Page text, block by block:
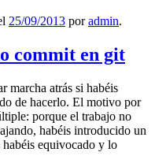
25/09/2013 poradmin.
commit en git
marcha atrás si habéis
de hacerlo. El motivo por
porque el trabajo no
habéis introducido un
habéis equivocado y lo